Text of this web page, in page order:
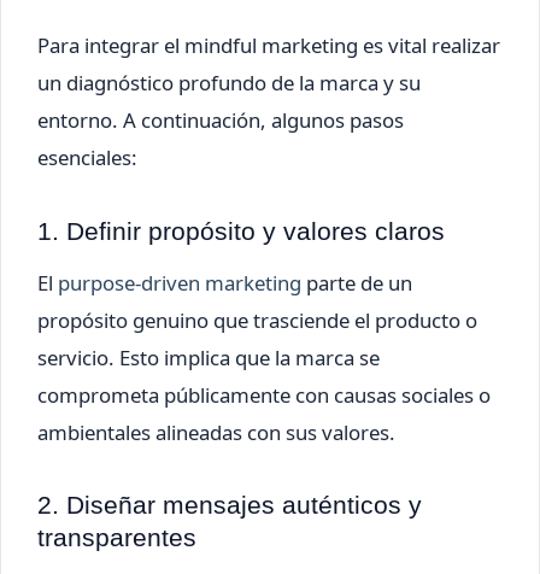
Para integrar el mindful marketing es vital realizar
un diagnóstico profundo de la marca y su
entorno. A continuación, algunos pasos
esenciales:
1. Definir propósito y valores claros
El purpose-driven marketing parte de un
propósito genuino que trasciende el producto o
servicio. Esto implica que la marca se
comprometa públicamente con causas sociales o
ambientales alineadas con sus valores.
2. Diseñar mensajes auténticos y
transparentes